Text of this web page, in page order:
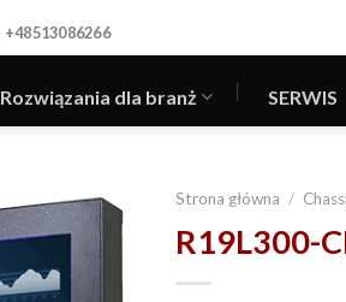
+48513086266
Rozwiązania dla branż SERWIS
Strona główna /
R19L300-